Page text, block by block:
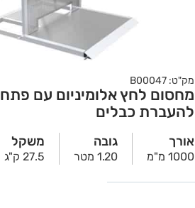
מק"ט: B00047
מחסום לחץ אלומיניום עם פתח
להעברת כבלים
אורך
1000 מ"מ
גובה
1.20 מטר
משקל
27.5 ק"ג